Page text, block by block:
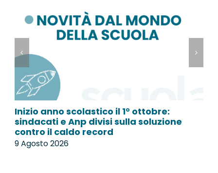
Inizio anno scolastico il 1° ottobre:
sindacati e Anp divisi sulla soluzione
contro il caldo record
9 Agosto 2026